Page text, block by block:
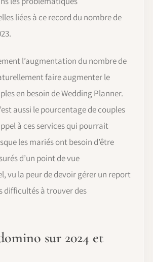
liées à ce record du nombre de
l’augmentation du nombre de
faire augmenter le
en besoin de Wedding Planner.
aussi le pourcentage de couples
à ces services qui pourrait
les mariés ont besoin d’être
d’un point de vue
vu la peur de devoir gérer un report
difficultés à trouver des
sur 2024 et